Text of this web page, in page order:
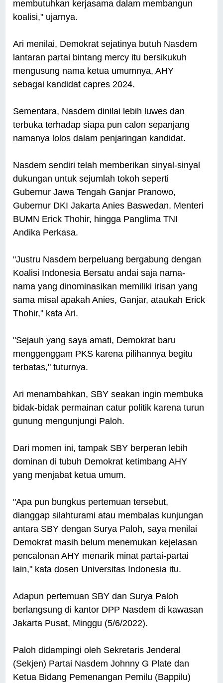
membutuhkan kerjasama dalam membangun
koalisi," ujarnya.
Ari menilai, Demokrat sejatinya butuh Nasdem
lantaran partai bintang mercy itu bersikukuh
mengusung nama ketua umumnya, AHY
sebagai kandidat capres 2024.
Sementara, Nasdem dinilai lebih luwes dan
terbuka terhadap siapa pun calon sepanjang
namanya lolos dalam penjaringan kandidat.
Nasdem sendiri telah memberikan sinyal-sinyal
dukungan untuk sejumlah tokoh seperti
Gubernur Jawa Tengah Ganjar Pranowo,
Gubernur DKI Jakarta Anies Baswedan, Menteri
BUMN Erick Thohir, hingga Panglima TNI
Andika Perkasa.
"Justru Nasdem berpeluang bergabung dengan
Koalisi Indonesia Bersatu andai saja nama-
nama yang dinominasikan memiliki irisan yang
sama misal apakah Anies, Ganjar, ataukah Erick
Thohir," kata Ari.
"Sejauh yang saya amati, Demokrat baru
menggenggam PKS karena pilihannya begitu
terbatas," tuturnya.
Ari menambahkan, SBY seakan ingin membuka
bidak-bidak permainan catur politik karena turun
gunung mengunjungi Paloh.
Dari momen ini, tampak SBY berperan lebih
dominan di tubuh Demokrat ketimbang AHY
yang menjabat ketua umum.
"Apa pun bungkus pertemuan tersebut,
dianggap silahturami atau membalas kunjungan
antara SBY dengan Surya Paloh, saya menilai
Demokrat masih belum menemukan kejelasan
pencalonan AHY menarik minat partai-partai
lain," kata dosen Universitas Indonesia itu.
Adapun pertemuan SBY dan Surya Paloh
berlangsung di kantor DPP Nasdem di kawasan
Jakarta Pusat, Minggu (5/6/2022).
Paloh didampingi oleh Sekretaris Jenderal
(Sekjen) Partai Nasdem Johnny G Plate dan
Ketua Bidang Pemenangan Pemilu (Bappilu)